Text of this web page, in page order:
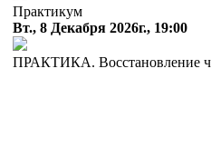
Практикум
Вт., 8 Декабря 2026г., 19:00
ПРАКТИКА. Восстановление